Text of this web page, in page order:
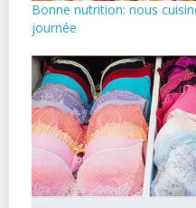
Bonne nutrition: nous
journée